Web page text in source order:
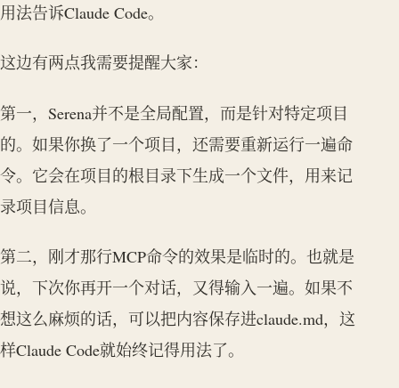
用法告诉Claude Code。
这边有两点我需要提醒大家：
第一，Serena并不是全局配置，而是针对特定项目
的。如果你换了一个项目，还需要重新运行一遍命
令。它会在项目的根目录下生成一个文件，用来记
录项目信息。
第二，刚才那行MCP命令的效果是临时的。也就是
说，下次你再开一个对话，又得输入一遍。如果不
想这么麻烦的话，可以把内容保存进claude.md，这
样Claude Code就始终记得用法了。